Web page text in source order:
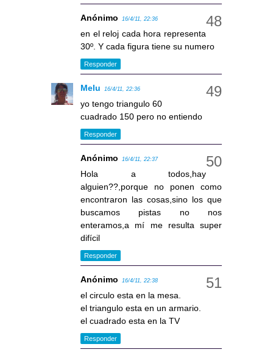
Anónimo 16/4/11, 22:36
en el reloj cada hora representa
30º. Y cada figura tiene su numero
Responder
Melu 16/4/11, 22:36
yo tengo triangulo 60
cuadrado 150 pero no entiendo
Responder
Anónimo 16/4/11, 22:37
Hola a todos,hay
alguien??,porque no ponen como
encontraron las cosas,sino los que
buscamos pistas no nos
enteramos,a mí me resulta super
difícil
Responder
Anónimo 16/4/11, 22:38
el circulo esta en la mesa.
el triangulo esta en un armario.
el cuadrado esta en la TV
Responder